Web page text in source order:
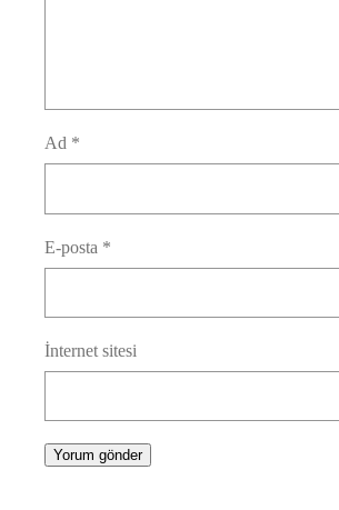
Ad *
E-posta *
İnternet sitesi